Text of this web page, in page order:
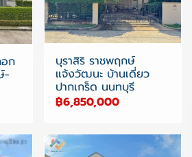
ก
-
บุราสิริ ราชพฤกษ์
แจ้งวัฒนะ บ้านเดี่ยว
ปากเกร็ด นนทบุรี
฿6,850,000